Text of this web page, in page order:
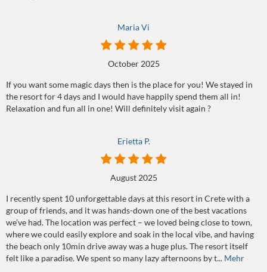
Maria Vi
October 2025
If you want some magic days then is the place for you! We stayed in
the resort for 4 days and I would have happily spend them all in!
Relaxation and fun all in one! Will definitely visit again ?
Erietta P.
August 2025
I recently spent 10 unforgettable days at this resort in Crete with a
group of friends, and it was hands-down one of the best vacations
we’ve had. The location was perfect – we loved being close to town,
where we could easily explore and soak in the local vibe, and having
the beach only 10min drive away was a huge plus. The resort itself
felt like a paradise. We spent so many lazy afternoons by t... Mehr